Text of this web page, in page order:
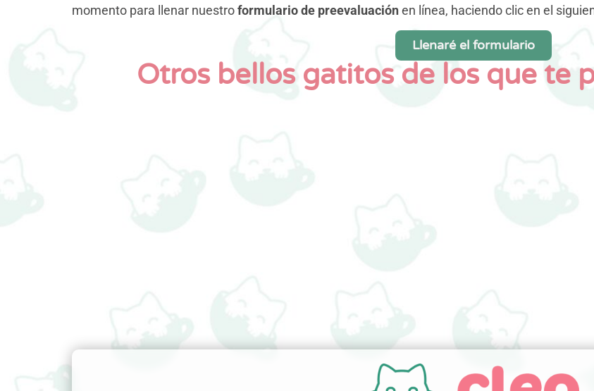
momento para llenar nuestroformulario de preevaluaciónen línea, haciendo clic en el
Llenaré el formulario
Otros bellos gatitos de los que te